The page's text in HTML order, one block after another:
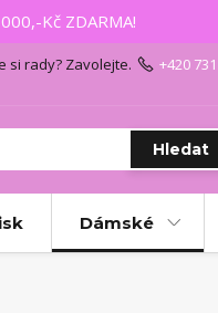
Kč ZDARMA!
Hledat
si rady? Zavolejte. +420
Dámské